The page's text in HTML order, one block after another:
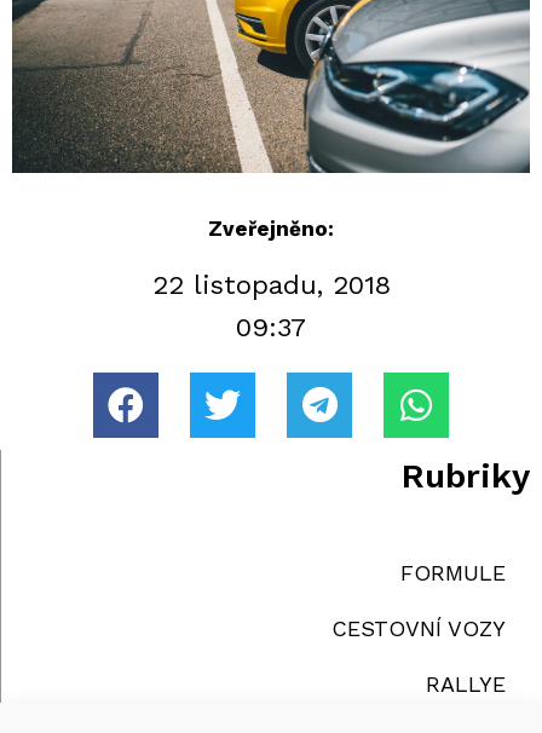
Zveřejněno:
22 listopadu, 2018
09:37
Rubriky
FORMULE
CESTOVNÍ VOZY
RALLYE